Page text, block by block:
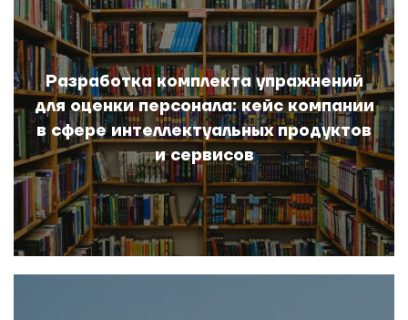
Разработка комплекта упражнений
для оценки персонала: кейс компании
в сфере интеллектуальных продуктов
и сервисов